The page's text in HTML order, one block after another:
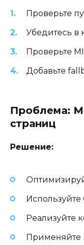
Проверьте
Убедитесь в
Проверьте
Добавьте
Проблема:
страниц
Решение:
Реализуйте
Применяйте